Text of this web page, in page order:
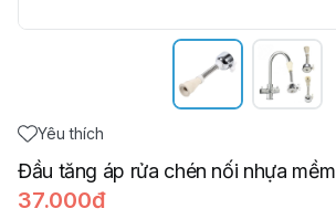
Yêu thích
Đầu tăng áp rửa chén nối nhựa mềm
37.000đ